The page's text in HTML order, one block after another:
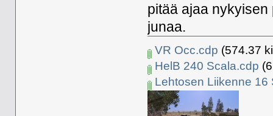
pitää ajaa
junaa.
VR Occ.cdp (574.37
HelB 240 Scala.cdp
Lehtosen Liikenne 16